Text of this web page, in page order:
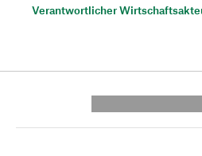
Verantwortlicher